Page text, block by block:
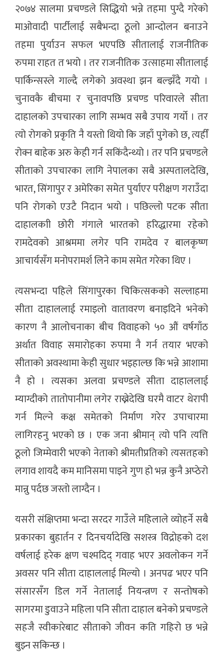
२०७४ सालमा प्रचण्डले सिद्धियो भन्ने तहमा पुग्दै गरेको
माओवादी पार्टीलाई सबैभन्दा ठूलो आन्दोलन बनाउने
तहमा पुर्याउन सफल भएपछि सीतालाई राजनीतिक
रुपमा राहत त भयो । तर राजनीतिक उत्साहमा सीतालाई
पार्किन्सस्ले गाल्दै लगेको अवस्था झन बल्झँदै गयो ।
चुनावकै बीचमा र चुनावपछि प्रचण्ड परिवारले सीता
दाहालको उपचारका लागि सम्भव सबै उपाय गर्यो । तर
त्यो रोगको प्रकृति नै यस्तो थियो कि जहाँ पुगेको छ, त्यहीँ
रोक्न बाहेक अरु केही गर्न सकिंदैन्थ्यो । तर पनि प्रचण्डले
सीताको उपचारका लागि नेपालका सबै अस्पतालदेखि,
भारत, सिंगापुर र अमेरिका समेत पुर्याएर परीक्षण गराउँदा
पनि रोगको एउटै निदान भयो । पछिल्लो पटक सीता
दाहालकाी छोरी गंगाले भारतको हरिद्धारमा रहेको
रामदेवको आश्रममा लगेर पनि रामदेव र बालकृष्ण
आचार्यसँग मनोपरामर्श लिने काम समेत गरेका थिए ।
त्यसभन्दा पहिले सिंगापुरका चिकित्सकको सल्लाहमा
सीता दाहाललाई रमाइलो वातावरण बनाइदिने भनेको
कारण नै आलोचनाका बीच विवाहको ५० औं वर्षगाँठ
अर्थात विवाह समारोहका रुपमा नै गर्न तयार भएको
सीताको अवस्थामा केही सुधार भइहाल्छ कि भन्ने आशामा
नै हो । त्यसका अलवा प्रचण्डले सीता दाहाललाई
म्याग्दीको तातोपानीमा लगेर राख्नेदेखि घरमै वाटर थेरापी
गर्न मिल्ने कक्ष समेतको निर्माण गरेर उपाचारमा
लागिरहनु भएको छ । एक जना श्रीमान् त्यो पनि त्यत्ति
ठूलो जिम्मेवारी भएको नेताको श्रीमतीप्रतिको त्यसतहको
लगाव शायदै कम मानिसमा पाइने गुण हो भन्न कुनै अप्ठेरो
मान्नु पर्दछ जस्तो लाग्दैन ।
यसरी संक्षिप्तमा भन्दा सरदर गाउँले महिलाले व्योहर्ने सबै
प्रकारका बुहार्तन र दिनचर्यादेखि सशस्त्र विद्रोहको दश
वर्षलाई हरेक क्षण चश्मदिद् गवाह भएर अवलोकन गर्ने
अवसर पनि सीता दाहाललाई मिल्यो । अनपढ भएर पनि
संसारसँग डिल गर्ने नेतालाई नियन्त्रण र सन्तोषको
सागरमा डुवाउने महिला पनि सीता दाहाल बनेको प्रचण्डले
सहजै स्वीकारेबाट सीताको जीवन कति गहिरो छ भन्ने
बुझ्न सकिन्छ ।